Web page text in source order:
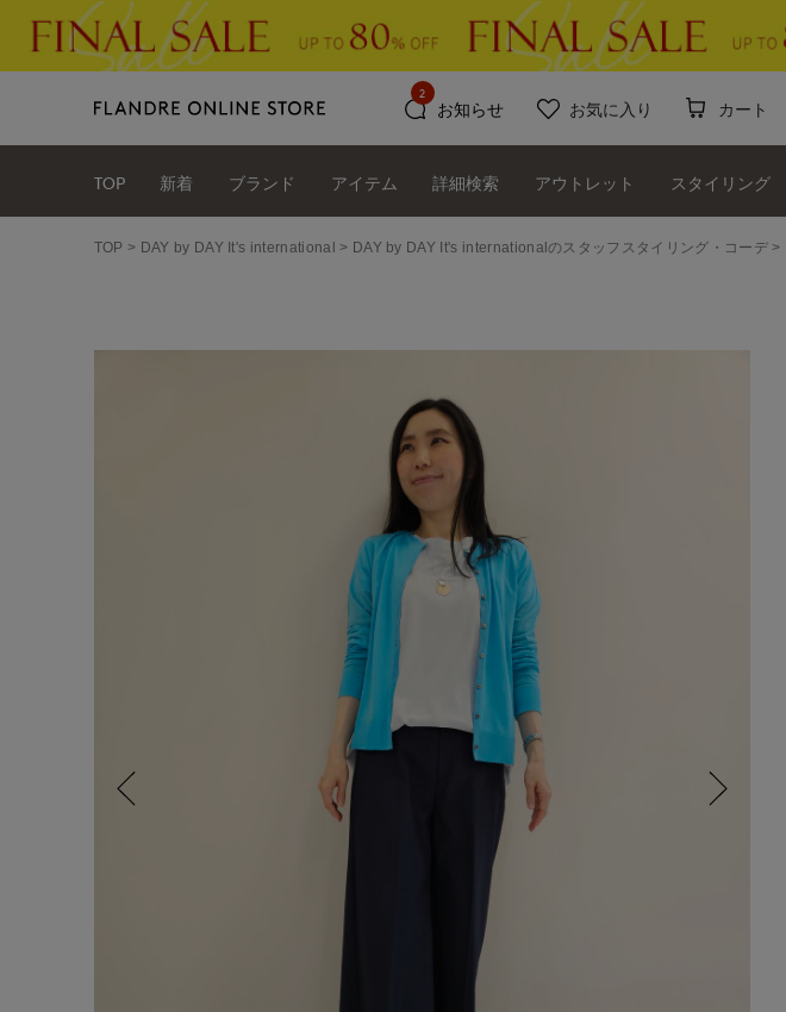
お知らせ
2
お気に入り カート
TOP 新着 ブランド アイテム 詳細検索 アウトレット スタイリング
TOP DAY by DAY It's international DAY by DAY It's internationalのスタッフスタイリング・コーデ